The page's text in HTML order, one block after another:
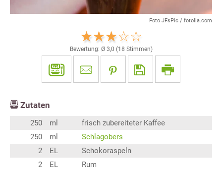
Foto JFsPic / fotolia.com
Bewertung: Ø 3,0 (18 Stimmen)
Zutaten
250 ml
frisch zubereiteter Kaffee
250
ml
Schlagobers
2
EL
Schokoraspeln
2
EL
Rum